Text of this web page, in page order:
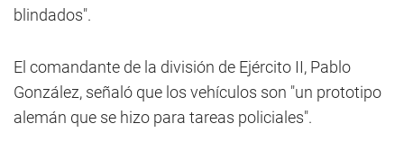
blindados".
El comandante de la división de Ejército II, Pablo
González, señaló que los vehículos son "un prototipo
alemán que se hizo para tareas policiales".